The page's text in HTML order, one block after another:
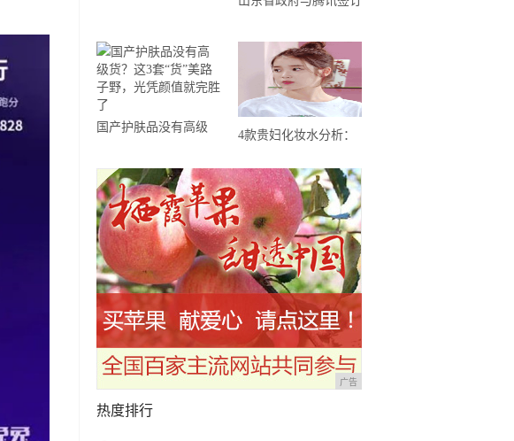
字山东”
国产护肤品没有高级
野，光凭颜值就完胜了
4款贵妇化妆水分析：
雅诗兰黛白金性价比高
广告
热度排行